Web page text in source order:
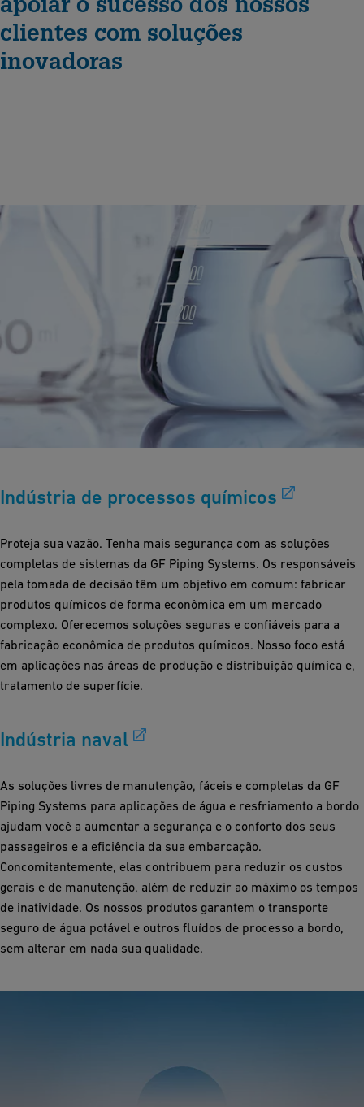
clientes com soluções
inovadoras
Indústria de processos químicos
Proteja sua vazão. Tenha mais segurança com as soluções
completas de sistemas da GF Piping Systems. Os responsáveis
pela tomada de decisão têm um objetivo em comum: fabricar
produtos químicos de forma econômica em um mercado
complexo. Oferecemos soluções seguras e confiáveis para a
fabricação econômica de produtos químicos. Nosso foco está
em aplicações nas áreas de produção e distribuição química e,
tratamento de superfície.
Indústria naval
As soluções livres de manutenção, fáceis e completas da GF
Piping Systems para aplicações de água e resfriamento a bordo
ajudam você a aumentar a segurança e o conforto dos seus
passageiros e a eficiência da sua embarcação.
Concomitantemente, elas contribuem para reduzir os custos
gerais e de manutenção, além de reduzir ao máximo os tempos
de inatividade. Os nossos produtos garantem o transporte
seguro de água potável e outros fluídos de processo a bordo,
sem alterar em nada sua qualidade.